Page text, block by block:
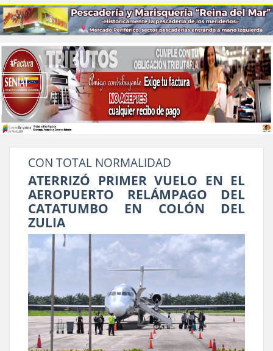
CON TOTAL NORMALIDAD
ATERRIZÓ PRIMER VUELO EN EL
AEROPUERTO RELÁMPAGO DEL
CATATUMBO EN COLÓN DEL
ZULIA